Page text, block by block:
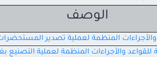
الوصف
والأجراءات المنظمة لعملية تصدير
للقواعد والأجراءات المنظمة لعملية التصنيع